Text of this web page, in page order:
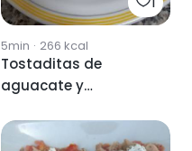
5min · 266 kcal
Tostaditas de
aguacate y